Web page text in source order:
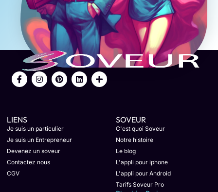
LIENS
Je suis un particulier
Je suis un Entrepreneur
Devenez un soveur
Contactez nous
CGV
SOVEUR
C'est quoi Soveur
Notre histoire
Le blog
L'appli pour iphone
L'appli pour Android
Tarifs Soveur Pro